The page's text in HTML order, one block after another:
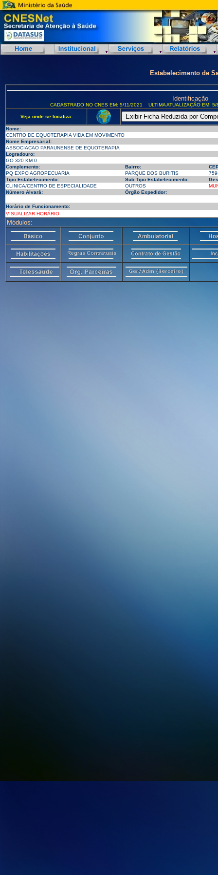
Estabelecimento de
Identificação
CADASTRADO NO CNES EM: 5/11/2021 ULTIMA ATUALIZAÇÃO EM:
Veja onde se localiza:
Nome:
CENTRO DE EQUOTERAPIA VIDA EM MOVIMENTO
Nome Empresarial:
ASSOCIACAO PARAUNENSE DE EQUOTERAPIA
Logradouro:
GO 320 KM 0
Complemento:
Bairro:
PQ EXPO AGROPECUARIA
PARQUE DOS BURITIS
Tipo Estabelecimento:
Sub Tipo Estabelecimento:
CLINICA/CENTRO DE ESPECIALIDADE
OUTROS
Número Alvará:
Órgão Expedidor:
Horário de Funcionamento:
VISUALIZAR HORÁRIO
Módulos: